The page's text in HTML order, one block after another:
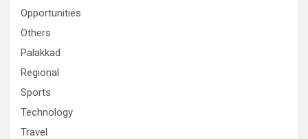
Opportunities
Others
Palakkad
Regional
Sports
Technology
Travel